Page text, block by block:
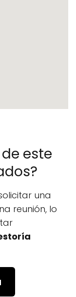
este
una
reunión, lo